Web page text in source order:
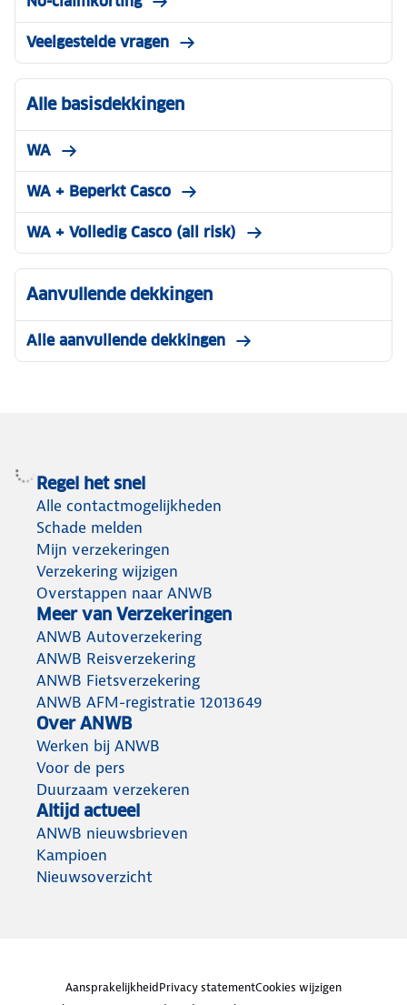
Veelgestelde vragen
Alle basisdekkingen
WA
WA + Beperkt Casco
WA + Volledig Casco (all risk)
Aanvullende dekkingen
Alle aanvullende dekkingen
Regel het snel
Alle contactmogelijkheden
Schade melden
Mijn verzekeringen
Verzekering wijzigen
Overstappen naar ANWB
Meer van Verzekeringen
ANWB Autoverzekering
ANWB Reisverzekering
ANWB Fietsverzekering
ANWB AFM-registratie 12013649
Over ANWB
Werken bij ANWB
Voor de pers
Duurzaam verzekeren
Altijd actueel
ANWB nieuwsbrieven
Kampioen
Nieuwsoverzicht
AansprakelijkheidPrivacy statementCookies wijzigen